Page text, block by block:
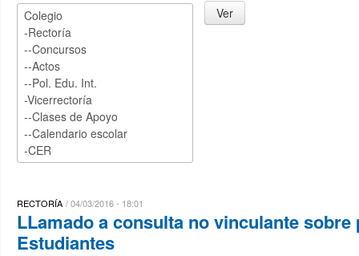
RECTORÍA 04/03/2016 - 18:01
LLamado a consulta no vinculante
Estudiantes